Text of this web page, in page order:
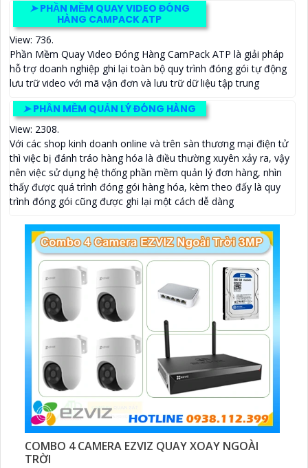
➤PHẦN MỀM QUAY VIDEO ĐÓNG
HÀNG CAMPACK ATP
View: 736.
Phần Mềm Quay Video Đóng Hàng CamPack ATP là giải pháp
hỗ trợ doanh nghiệp ghi lại toàn bộ quy trình đóng gói tự động
lưu trữ video với mã vận đơn và lưu trữ dữ liệu tập trung
➤PHẦN MỀM QUẢN LÝ ĐÓNG HÀNG
View: 2308.
Với các shop kinh doanh online và trên sàn thương mại điện tử
thì việc bị đánh tráo hàng hóa là điều thường xuyên xảy ra, vậy
nên việc sử dụng hệ thống phần mềm quản lý đơn hàng, nhìn
thấy được quá trình đóng gói hàng hóa, kèm theo đấy là quy
trình đóng gói cũng được ghi lại một cách dễ dàng
COMBO 4 CAMERA EZVIZ QUAY XOAY NGOÀI
TRỜI